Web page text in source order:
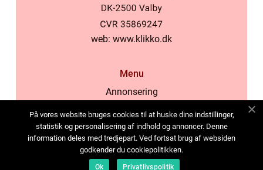
web: www.klikko.dk
Menu
Annonsering
Cookies
Kontakta oss
Sitemap
På vores website bruges cookies til at huske dine indstillinger,
statistik og personalisering af indhold og annoncer. Denne
information deles med tredjepart. Ved fortsat brug af websiden
godkender du cookiepolitikken.
Ok Privatlivspolitik